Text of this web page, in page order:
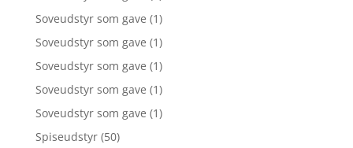
Soveudstyr som gave (1)
Soveudstyr som gave (1)
Soveudstyr som gave (1)
Soveudstyr som gave (1)
Soveudstyr som gave (1)
Spiseudstyr (50)